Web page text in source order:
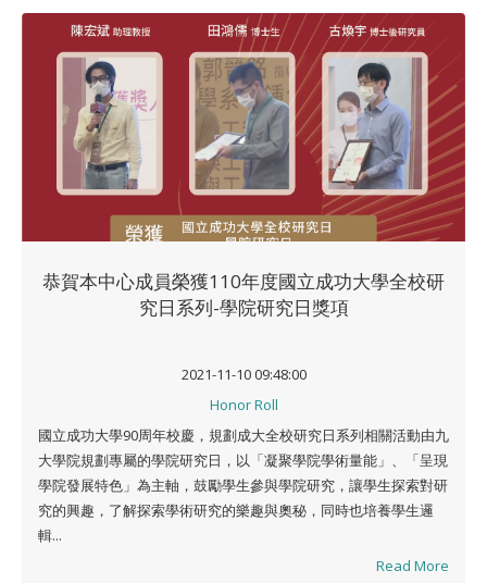
恭賀本中心成員榮獲110年度國立成功大學全校研
究日系列-學院研究日獎項
2021-11-10 09:48:00
Honor Roll
國立成功大學90周年校慶，規劃成大全校研究日系列相關活動由九
大學院規劃專屬的學院研究日，以「凝聚學院學術量能」、「呈現
學院發展特色」為主軸，鼓勵學生參與學院研究，讓學生探索對研
究的興趣，了解探索學術研究的樂趣與奧秘，同時也培養學生邏
輯...
Read More